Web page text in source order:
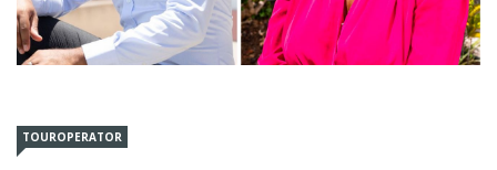
TOUROPERATOR